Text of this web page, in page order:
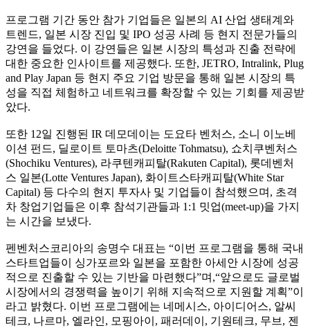
프로그램 기간 동안 참가 기업들은 일본의 AI 산업 생태계와
트렌드, 일본 시장 진입 및 IPO 성공 사례 등 현지 전문가들의
강연을 들었다. 이 강연들은 일본 시장의 특성과 진출 전략에
대한 중요한 인사이트를 제공했다. 또한, JETRO, Intralink, Plug
and Play Japan 등 현지 주요 기업 방문을 통해 일본 시장의 특
성을 직접 체험하고 네트워크를 확장할 수 있는 기회를 제공받
았다.
또한 12일 진행된 IR 데모데이는 도요타 벤처스, 소니 이노베
이션 펀드, 딜로이트 토마츠(Deloitte Tohmatsu), 쇼치쿠벤처스
(Shochiku Ventures), 라쿠텐캐피탈(Rakuten Capital), 롯데벤처
스 일본(Lotte Ventures Japan), 화이트스타캐피탈(White Star
Capital) 등 다수의 현지 투자사 및 기업들이 참석했으며, 초격
차 창업기업들은 이후 참석기관들과 1:1 밋업(meet-up)을 가지
는 시간을 보냈다.
펜벤처스코리아의 송명수 대표는 “이번 프로그램을 통해 국내
스타트업들이 싱가포르와 일본을 포함한 아세안 시장에 성공
적으로 진출할 수 있는 기반을 마련했다”며,“앞으로도 글로벌
시장에서의 경쟁력을 높이기 위해 지속적으로 지원할 계획”이
라고 밝혔다. 이번 프로그램에는 네메시스, 아이디어스, 알씨
테크, 나르마, 엘라인, 모핑아이, 패러데이, 기원테크, 무브, 젠